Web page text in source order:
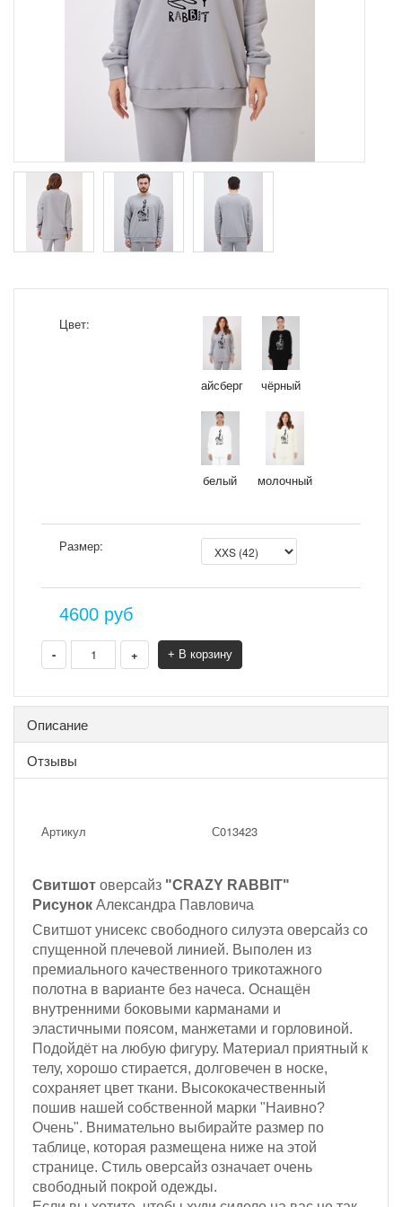
Цвет:
айсберг чёрный
белый молочный
Размер:
4600 руб
- + + В корзину
Описание
Отзывы
Артикул С013423
Свитшот оверсайз "CRAZY RABBIT"
Рисунок Александра Павловича
Свитшот унисекс свободного силуэта оверсайз со
спущенной плечевой линией. Выполен из
премиального качественного трикотажного
полотна в варианте без начеса. Оснащён
внутренними боковыми карманами и
эластичными поясом, манжетами и горловиной.
Подойдёт на любую фигуру. Материал приятный к
телу, хорошо стирается, долговечен в носке,
сохраняет цвет ткани. Высококачественный
пошив нашей собственной марки "Наивно?
Очень". Внимательно выбирайте размер по
таблице, которая размещена ниже на этой
странице. Стиль оверсайз означает очень
свободный покрой одежды.